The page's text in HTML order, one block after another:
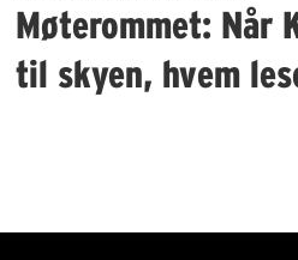
Møterommet: Når
til skyen, hvem